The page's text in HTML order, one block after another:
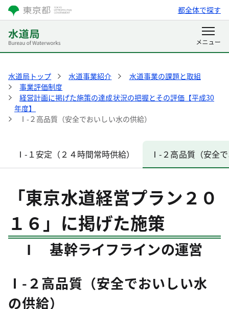
都全体で探す
水道局トップ 水道事業紹介
水道事業の課題と取組
事業評価制度
経営計画に掲げた施策の達成状況の把握とその評価【平成30
年度】
Ⅰ-２高品質（安全でおいしい水の供給）
Ⅰ-１安定（２４時間常時供給） Ⅰ-２高品質（安全
「東京水道経営プラン２０
１６」に掲げた施策
Ⅰ 基幹ライフラインの運営
Ⅰ-２高品質（安全でおいしい水
の供給）